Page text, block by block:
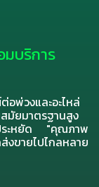
บริการ
พ่วงและอะไหล่
มัยมาตรฐานสูง
ประหยัด "คุณภาพ
ขายไปไกลหลาย